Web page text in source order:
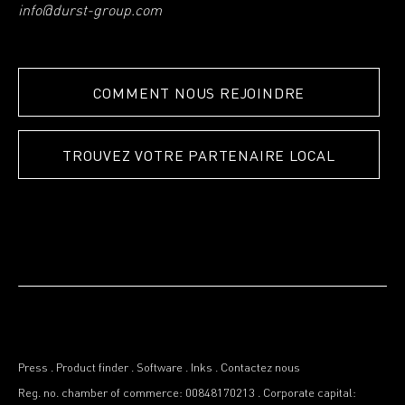
info@durst-group.com
COMMENT NOUS REJOINDRE
TROUVEZ VOTRE PARTENAIRE LOCAL
Press . Product finder . Software . Inks . Contactez nous
Reg. no. chamber of commerce: 00848170213 . Corporate capital: